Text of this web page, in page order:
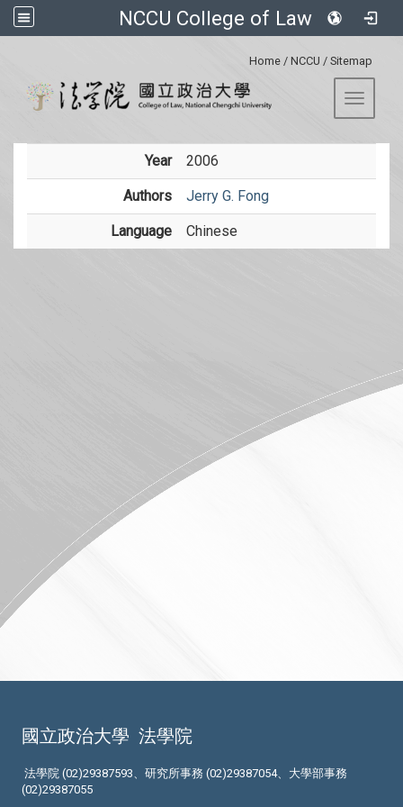
NCCU College of Law
Home / NCCU / Sitemap
Toggle
Year 2006
Authors Jerry G. Fong
Language Chinese
國立政治大學 法學院
法學院 (02)29387593、研究所事務 (02)29387054、大學部事務
(02)29387055